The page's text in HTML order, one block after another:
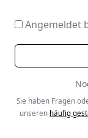
Angemeldet
Sie haben Fragen
unseren häufig